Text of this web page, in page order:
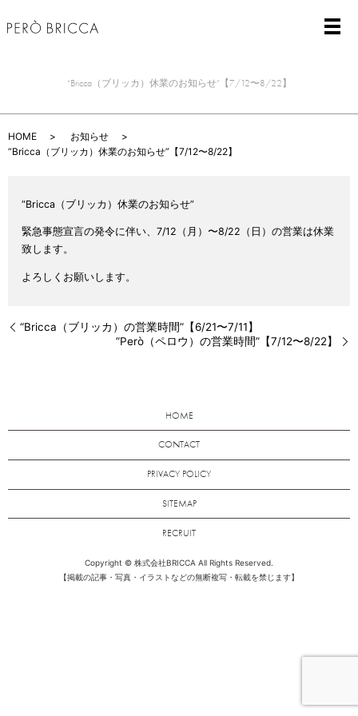
メ
“Bricca（ブリッカ）休業のお知らせ”【7/12〜8/22】
HOME
お知らせ
“Bricca（ブリッカ）休業のお知らせ”【7/12〜8/22】
“Bricca（ブリッカ）休業のお知らせ”
緊急事態宣言の発令に伴い、7/12（月）〜8/22（日）の営業は休業
致します。
よろしくお願いします。
“Bricca（ブリッカ）の営業時間”【6/21〜7/11】
”Però（ペロウ）の営業時間”【7/12〜8/22】
HOME
CONTACT
PRIVACY POLICY
SITEMAP
RECRUIT
Copyright © 株式会社BRICCA All Rights Reserved.
【掲載の記事・写真・イラストなどの無断複写・転載を禁じます】